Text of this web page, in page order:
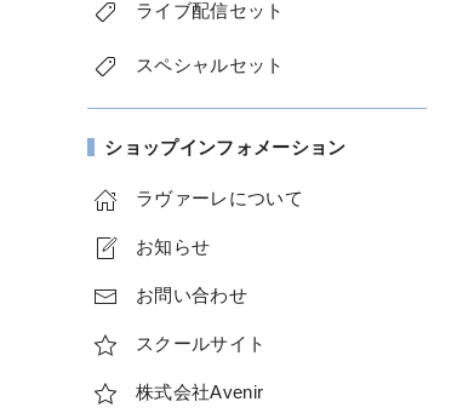
ライブ配信セット
スペシャルセット
ショップインフォメーション
ラヴァーレについて
お知らせ
お問い合わせ
スクールサイト
株式会社Avenir